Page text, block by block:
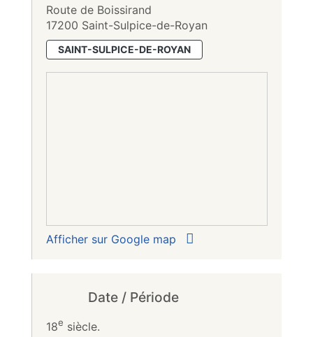
Route de Boissirand
17200 Saint-Sulpice-de-Royan
SAINT-SULPICE-DE-ROYAN
Afficher sur Google map
Date / Période
18e siècle.